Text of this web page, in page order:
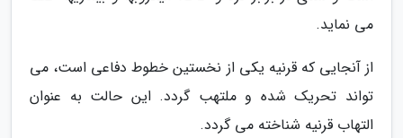
می نماید.
از آنجایی که قرنیه یکی از نخستین خطوط دفاعی است، می
تواند تحریک شده و ملتهب گردد. این حالت به عنوان
التهاب قرنیه شناخته می گردد.